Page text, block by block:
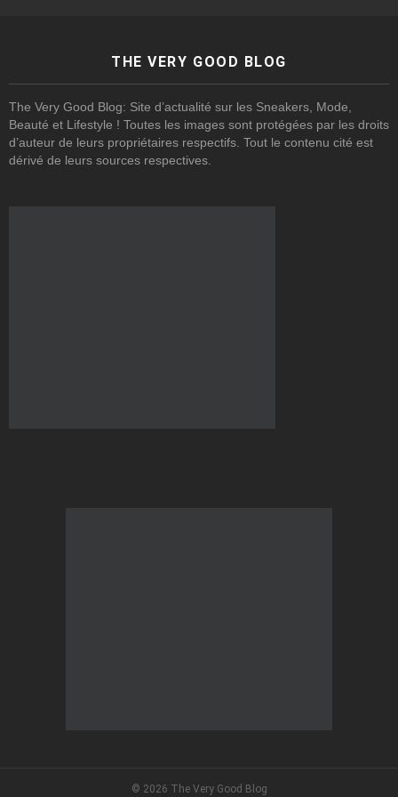
THE VERY GOOD BLOG
The Very Good Blog: Site d’actualité sur les Sneakers, Mode,
Beauté et Lifestyle ! Toutes les images sont protégées par les droits
d’auteur de leurs propriétaires respectifs. Tout le contenu cité est
dérivé de leurs sources respectives.
© 2026 The Very Good Blog